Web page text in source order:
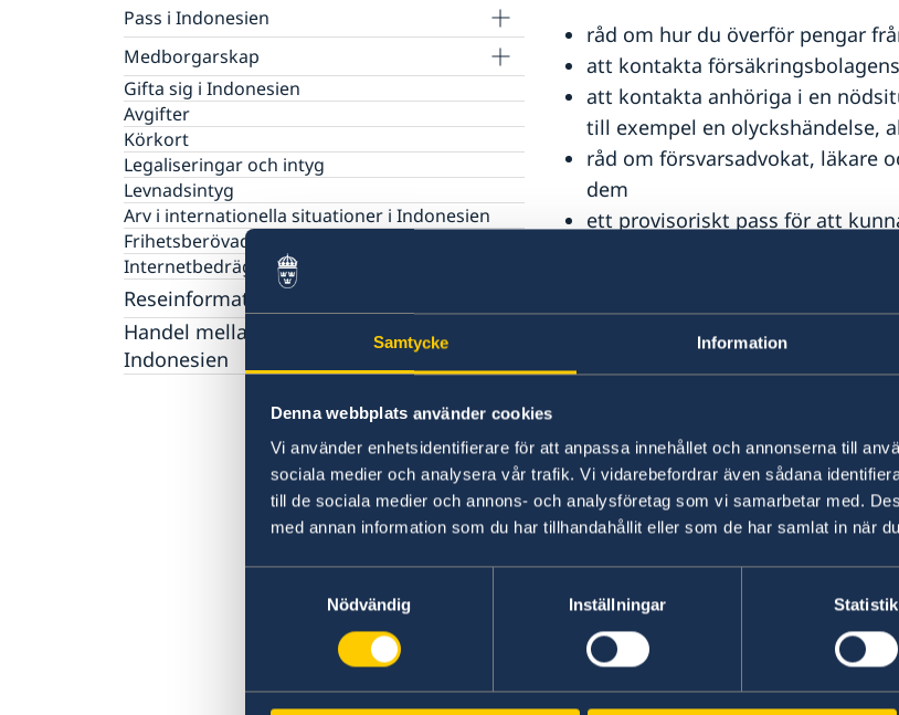
Samtycke Information
Denna webbplats använder cookies
Vi använder enhetsidentifierare för att anpassa innehållet och annonserna till
sociala medier och analysera vår trafik. Vi vidarebefordrar även sådana
till de sociala medier och annons- och analysföretag som vi samarbetar med.
med annan information som du har tillhandahållit eller som de har samlat in när
Nödvändig
Inställningar Statistik
Pass i Indonesien
Förlust av pass
Förnyelse av pass
Nationellt id-kort
Samordningsnummer
Ansökan om pass för minderårig
Medborgarskap
Om svenskt medborgarskap
Dubbelt medborgarskap
Registrera nyfödd utomlands
Utredning av svenskt medborgarskap
Gifta sig i Indonesien
Avgifter
Körkort
Legaliseringar och intyg
Levnadsintyg
Arv i internationella situationer i Indonesien
Frihetsberövad i Indonesien
Internetbedrägeri
Reseinformation
Ambassadens reseinformation
Aktuella händelser
Naturförhållanden och katastrofer
In- och utresebestämmelser
Hälso- och sjukvård
Lokala lagar och sedvänjor
Kriminalitet och personlig säkerhet
Handel mellan Sverige och
Indonesien
råd om hur du överför pengar
att kontakta
att kontakta anhöriga i en
till exempel en olyckshändelse,
råd om försvarsadvokat, läkare
dem
ett provisoriskt pass för att
Vad kan du inte få
valutaväxling och annan
betalning av skulder, böter eller
Vem kan få hjälp?
flykting eller statslös person
I vissa fall kan även annan utländsk
gäller även svensk medborgare som